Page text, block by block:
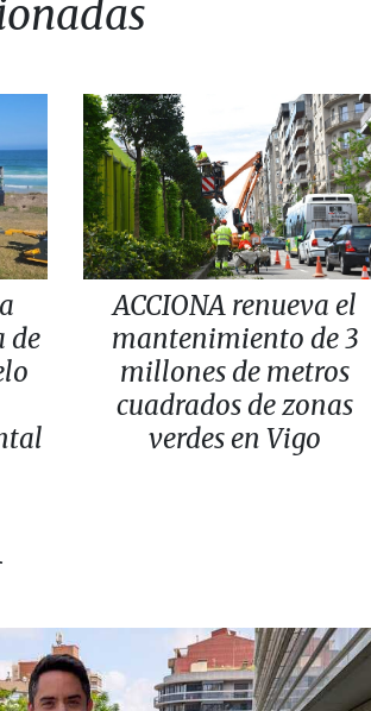
de
ACCIONA renueva el
mantenimiento de 3
millones de metros
cuadrados de zonas
verdes en Vigo